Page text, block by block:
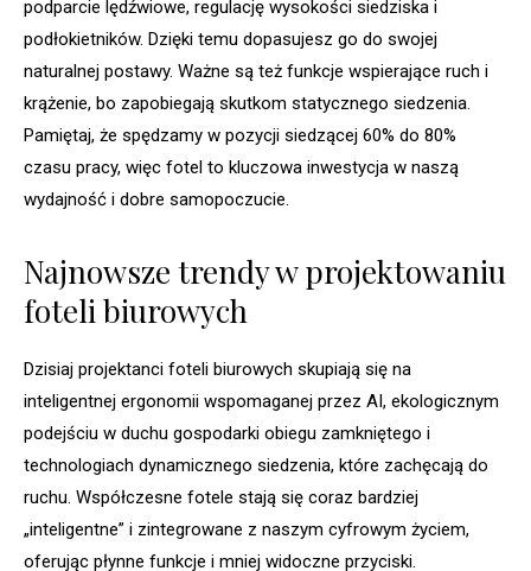
podparcie lędźwiowe, regulację wysokości siedziska i
podłokietników. Dzięki temu dopasujesz go do swojej
naturalnej postawy. Ważne są też funkcje wspierające ruch i
krążenie, bo zapobiegają skutkom statycznego siedzenia.
Pamiętaj, że spędzamy w pozycji siedzącej 60% do 80%
czasu pracy, więc fotel to kluczowa inwestycja w naszą
wydajność i dobre samopoczucie.
Najnowsze trendy w projektowaniu
foteli biurowych
Dzisiaj projektanci foteli biurowych skupiają się na
inteligentnej ergonomii wspomaganej przez AI, ekologicznym
podejściu w duchu gospodarki obiegu zamkniętego i
technologiach dynamicznego siedzenia, które zachęcają do
ruchu. Współczesne fotele stają się coraz bardziej
„inteligentne” i zintegrowane z naszym cyfrowym życiem,
oferując płynne funkcje i mniej widoczne przyciski.